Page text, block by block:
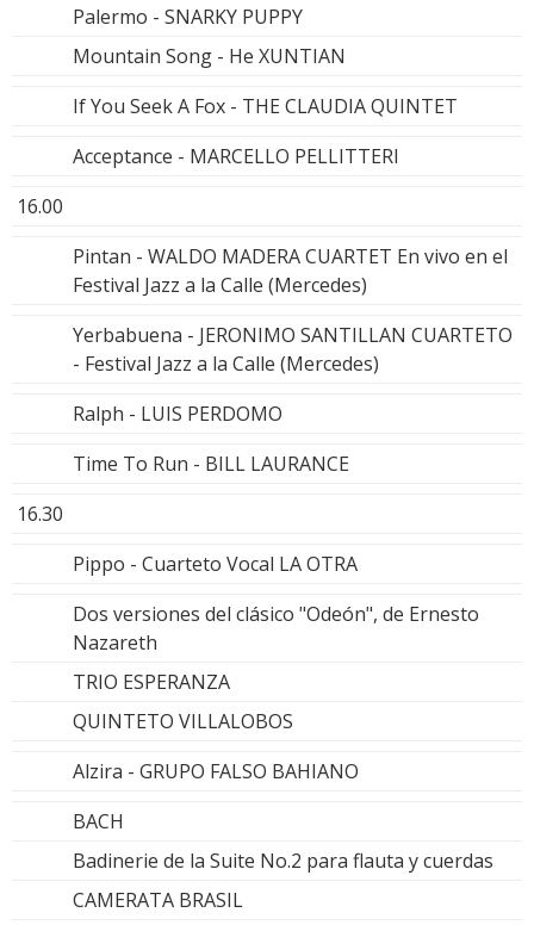
Palermo - SNARKY PUPPY
Mountain Song - He XUNTIAN
If You Seek A Fox - THE CLAUDIA QUINTET
Acceptance - MARCELLO PELLITTERI
16.00
Pintan - WALDO MADERA CUARTET En vivo en el
Festival Jazz a la Calle (Mercedes)
Yerbabuena - JERONIMO SANTILLAN CUARTETO
- Festival Jazz a la Calle (Mercedes)
Ralph - LUIS PERDOMO
Time To Run - BILL LAURANCE
16.30
Pippo - Cuarteto Vocal LA OTRA
Dos versiones del clásico "Odeón", de Ernesto
Nazareth
TRIO ESPERANZA
QUINTETO VILLALOBOS
Alzira - GRUPO FALSO BAHIANO
BACH
Badinerie de la Suite No.2 para flauta y cuerdas
CAMERATA BRASIL